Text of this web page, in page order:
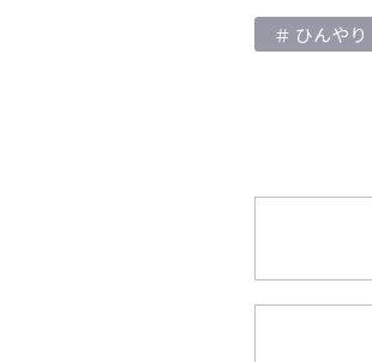
ひんやり